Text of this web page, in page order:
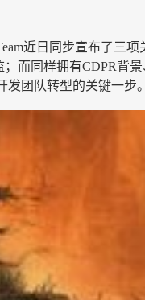
近日同步宣布了三
而同样拥有CDPR背
团队转型的关键一步。